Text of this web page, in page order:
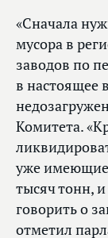
«Сначала
мусора в
заводов по
в настоящее
Комитета.
уже
тысяч тонн,
говорить о
отметил